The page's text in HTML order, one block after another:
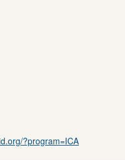
?program=ICA